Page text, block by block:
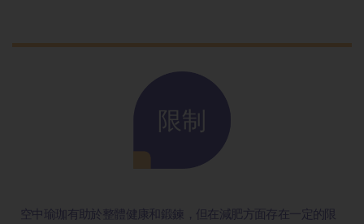
限制
空中瑜珈有助於整體健康和鍛鍊，但在減肥方面存在一定的限